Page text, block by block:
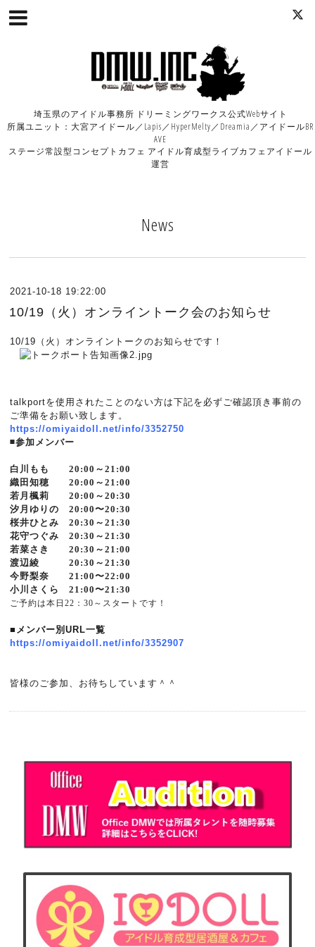
埼玉県のアイドル事務所 ドリーミングワークス公式Webサイト
所属ユニット：大宮アイドール／Lapis／HyperMelty／Dreamia／アイドールBR
AVE
ステージ常設型コンセプトカフェ アイドル育成型ライブカフェアイドール
運営
News
2021-10-18 19:22:00
10/19（火）オンライントーク会のお知らせ
10/19（火）オンライントークのお知らせです！
talkportを使用されたことのない方は下記を必ずご確認頂き事前の
ご準備をお願い致します。
https://omiyaidoll.net/info/3352750
◾️参加メンバー
白川もも 20:00～21:00
織田知穂 20:00～21:00
若月楓莉 20:00～20:30
汐月ゆりの 20:00〜20:30
桜井ひとみ 20:30～21:30
花守つぐみ 20:30～21:30
若菜さき 20:30～21:00
渡辺綾 20:30～21:30
今野梨奈 21:00〜22:00
小川さくら 21:00〜21:30
ご予約は本日22：30～スタートです！
■メンバー別URL一覧
https://omiyaidoll.net/info/3352907
皆様のご参加、お待ちしています＾＾